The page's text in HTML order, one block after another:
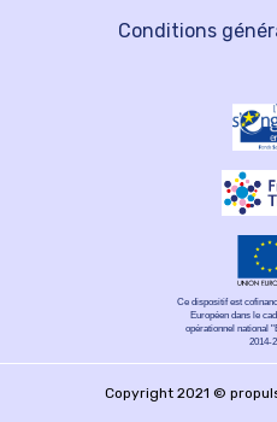
Conditions
Ce dispositif est
Européen dans le
opérationnel national
2014-
Copyright 2021 ©